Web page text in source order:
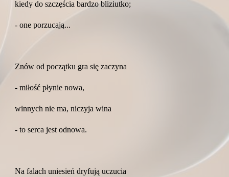
kiedy do szczęścia bardzo bliziutko;
- one porzucają...
Znów od początku gra się zaczyna
- miłość płynie nowa,
winnych nie ma, niczyja wina
- to serca jest odnowa.
Na falach uniesień dryfują uczucia